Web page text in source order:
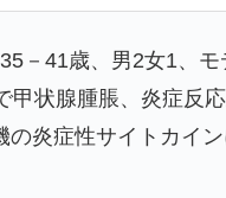
－41歳、男2女1、モ
甲状腺腫脹、炎症反
炎症性サイトカイ